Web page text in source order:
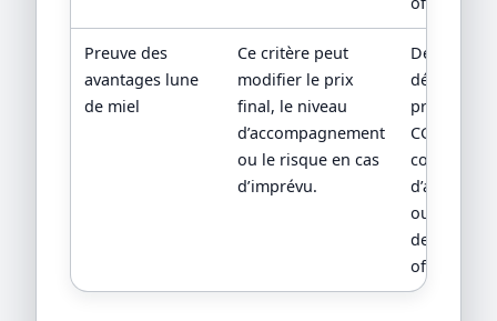
Preuve des
avantages lune
de miel
Ce critère peut
modifier le prix
final, le niveau
d’accompagnement
ou le risque en cas
d’imprévu.
Devis
détaillé,
CGV,
conditions
ou
descriptif
officiel.